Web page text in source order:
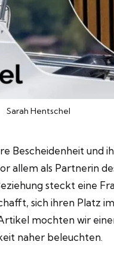
Sarah Hentschel
Bescheidenheit und
allem als Partnerin
steckt eine
sich ihren Platz
mochten wir
naher beleuchten.